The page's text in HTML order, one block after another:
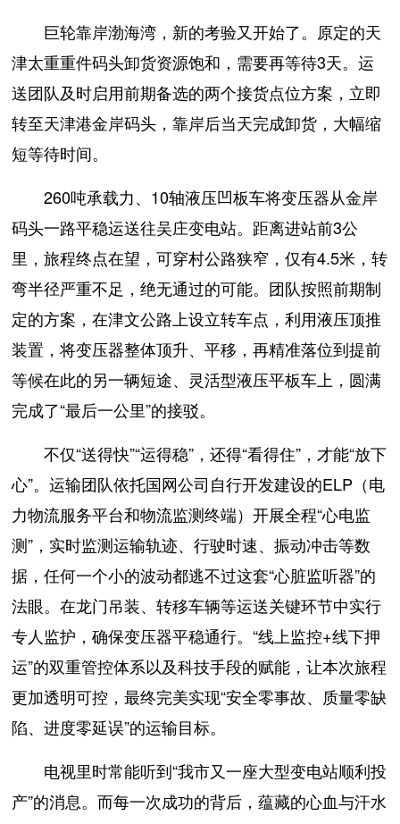
巨轮靠岸渤海湾，新的考验又开始了。原定的天
津太重重件码头卸货资源饱和，需要再等待3天。运
送团队及时启用前期备选的两个接货点位方案，立即
转至天津港金岸码头，靠岸后当天完成卸货，大幅缩
短等待时间。
260吨承载力、10轴液压凹板车将变压器从金岸
码头一路平稳运送往吴庄变电站。距离进站前3公
里，旅程终点在望，可穿村公路狭窄，仅有4.5米，转
弯半径严重不足，绝无通过的可能。团队按照前期制
定的方案，在津文公路上设立转车点，利用液压顶推
装置，将变压器整体顶升、平移，再精准落位到提前
等候在此的另一辆短途、灵活型液压平板车上，圆满
完成了“最后一公里”的接驳。
不仅“送得快”“运得稳”，还得“看得住”，才能“放下
心”。运输团队依托国网公司自行开发建设的ELP（电
力物流服务平台和物流监测终端）开展全程“心电监
测”，实时监测运输轨迹、行驶时速、振动冲击等数
据，任何一个小的波动都逃不过这套“心脏监听器”的
法眼。在龙门吊装、转移车辆等运送关键环节中实行
专人监护，确保变压器平稳通行。“线上监控+线下押
运”的双重管控体系以及科技手段的赋能，让本次旅程
更加透明可控，最终完美实现“安全零事故、质量零缺
陷、进度零延误”的运输目标。
电视里时常能听到“我市又一座大型变电站顺利投
产”的消息。而每一次成功的背后，蕴藏的心血与汗水